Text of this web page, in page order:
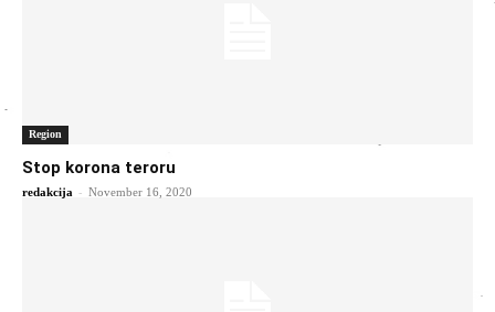
Region
Stop korona teroru
redakcija - November 16, 2020